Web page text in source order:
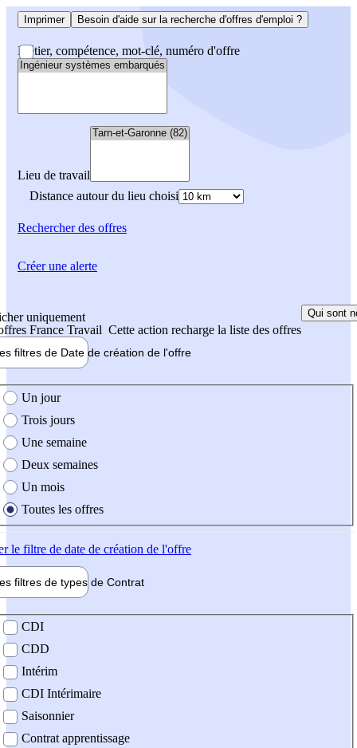
Imprimer Besoin d'aide sur la recherche d'offres d'emploi ?
Métier, compétence, mot-clé, numéro d'offre
Lieu de travail
Distance autour du lieu choisi
Rechercherdes offres
uniquement
France Travail Cette action recharge la liste des offres
Qui sont
filtres de Date de création de l'offre
création de l'offre
Un jour
Trois jours
Une semaine
Deux semaines
Un mois
Toutes les offres
le filtre de date de création de l'offre
filtres de types de Contrat
contrat
CDI
CDD
Intérim
CDI Intérimaire
Saisonnier
Contrat apprentissage
Créer une alerte